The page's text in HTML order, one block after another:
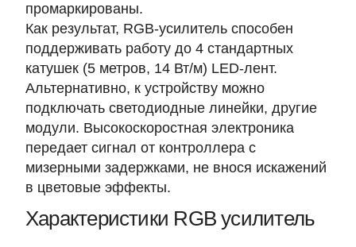
промаркированы.
Как результат, RGB-усилитель способен
поддерживать работу до 4 стандартных
катушек (5 метров, 14 Вт/м) LED-лент.
Альтернативно, к устройству можно
подключать светодиодные линейки, другие
модули. Высокоскоростная электроника
передает сигнал от контроллера с
мизерными задержками, не внося искажений
в цветовые эффекты.
Характеристики RGB усилитель